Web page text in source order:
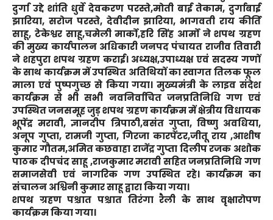
दुर्गा उद्दे शांति धुर्वे देवकरण परस्ते,मोती बाई तेकाम, दुर्गाबाई
झारिया, सरोज परस्ते, देवीदीन झारिया, भागवती राय कीर्ति
साहू, टेकेश्वर साहू,चमेली मार्को,हरि सिंह आर्मो ने शपथ ग्रहण
की मुख्य कार्यपालन अधिकारी जनपद पंचायत राजीव तिवारी
ने शहपुरा शपथ ग्रहण कराई। अध्यक्ष,उपाध्यक्ष एवं सदस्य गणों
के साथ कार्यक्रम में उपस्थित अतिथियों का स्वागत तिलक फूल
माला एवं पुष्पगुच्छ से किया गया। मुख्यमंत्री के लाइव संदेश
कार्यक्रम से भी सभी नवनिर्वाचित जनप्रतिनिधि गण एवं
उपस्थित जनसमूह जुड़ शपथ ग्रहण कार्यक्रम में क्षेत्रीय विधायक
भूपेंद्र मरावी, ज्ञानदीप त्रिपाठी,बसंत गुप्ता, विष्णु अवधिया,
अनूप गुप्ता, रामजी गुप्ता, गिरजा कारपेंटर,जीतू राय ,आशीष
कुमार गौतम,अमित कछवाहा राजेंद्र गुप्ता दिलीप रजक अशोक
पाठक दीपचंद साहू ,राजकुमार मरावी सहित जनप्रतिनिधि गण
समाजसेवी एवं नागरिक गण उपस्थित रहे। कार्यक्रम का
संचालन अश्विनी कुमार साहू द्वारा किया गया।
शपथ ग्रहण पश्चात पश्चात तिरंगा रैली के साथ वृक्षारोपण
कार्यक्रम किया गया।